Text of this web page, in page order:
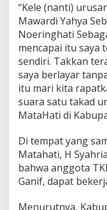
“Kele (nanti)
Mawardi Yahya
Noeringhati
mencapai itu saya
sendiri. Takkan
saya berlayar
itu mari kita
suara satu takad
MataHati di
Di tempat yang
Matahati, H
bahwa anggota
Ganif, dapat
Menurutnya,